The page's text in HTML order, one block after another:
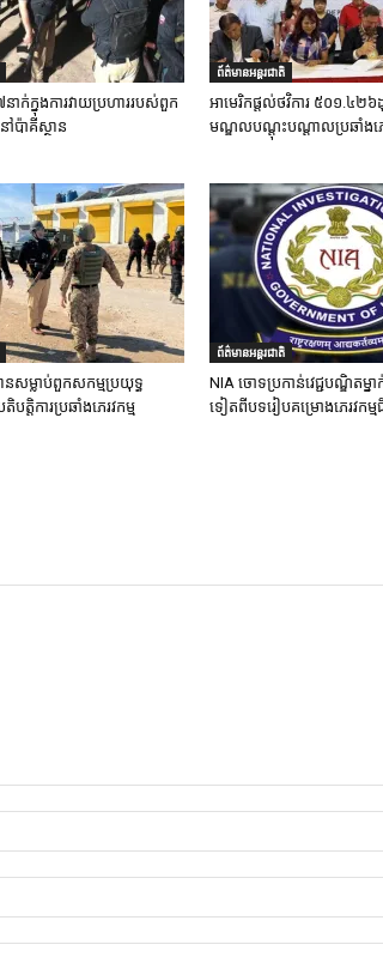
ក់ក្នុងការវាយប្រហាររបស់ពួក
ប៉ាគីស្ថាន
ព័ត៌មានអន្តរជាតិ
អាមេរិកផ្តល់ថវិការ ៥០១.៤២៦
មណ្ឌលបណ្តុះបណ្តាលប្រឆាំងភេ
នសម្លាប់ពួកសកម្មប្រយុទ្ធ
បត្តិការប្រឆាំងភេរវកម្ម
ព័ត៌មានអន្តរជាតិ
NIA ចោទប្រកាន់វេជ្ជបណ្ឌិតម្ន
ទៀតពីបទរៀបគម្រោងភេរវកម្ម